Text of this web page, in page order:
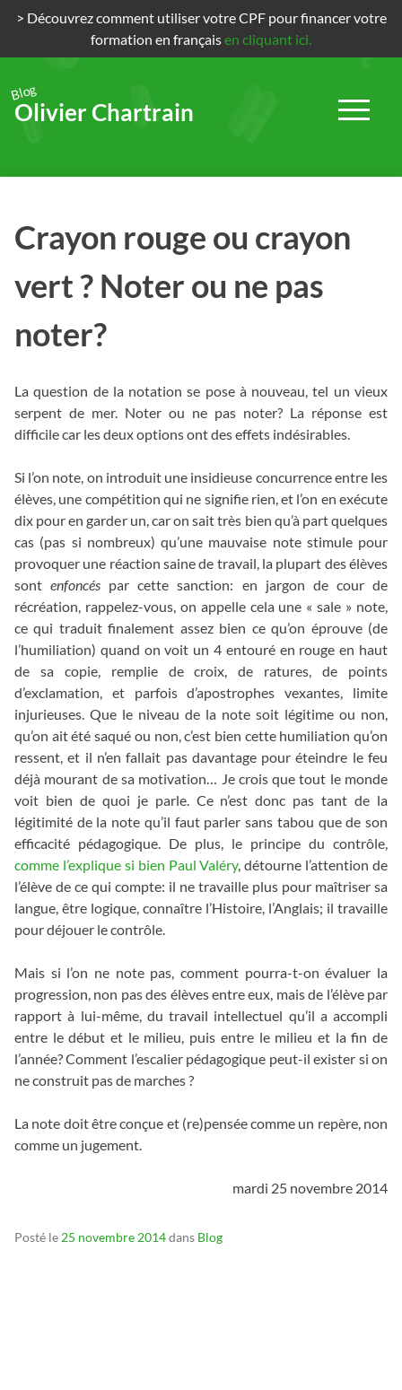
> Découvrez comment utiliser votre CPF pour financer votre
formation en françaisen cliquant ici.
Blog
Olivier Chartrain
Crayon rouge ou crayon
vert ? Noter ou ne pas
noter?
La question de la notation se pose à nouveau, tel un vieux
serpent de mer. Noter ou ne pas noter? La réponse est
difficile car les deux options ont des effets indésirables.
Si l’on note, on introduit une insidieuse concurrence entre les
élèves, une compétition qui ne signifie rien, et l’on en exécute
dix pour en garder un, car on sait très bien qu’à part quelques
cas (pas si nombreux) qu’une mauvaise note stimule pour
provoquer une réaction saine de travail, la plupart des élèves
sontenfoncés par cette sanction: en jargon de cour de
récréation, rappelez-vous, on appelle cela une « sale » note,
ce qui traduit finalement assez bien ce qu’on éprouve (de
l’humiliation) quand on voit un 4 entouré en rouge en haut
de sa copie, remplie de croix, de ratures, de points
d’exclamation, et parfois d’apostrophes vexantes, limite
injurieuses. Que le niveau de la note soit légitime ou non,
qu’on ait été saqué ou non, c’est bien cette humiliation qu’on
ressent, et il n’en fallait pas davantage pour éteindre le feu
déjà mourant de sa motivation… Je crois que tout le monde
voit bien de quoi je parle. Ce n’est donc pas tant de la
légitimité de la note qu’il faut parler sans tabou que de son
efficacité pédagogique. De plus, le principe du contrôle,
comme l’explique si bien Paul Valéry, détourne l’attention de
l’élève de ce qui compte: il ne travaille plus pour maîtriser sa
langue, être logique, connaître l’Histoire, l’Anglais; il travaille
pour déjouer le contrôle.
Mais si l’on ne note pas, comment pourra-t-on évaluer la
progression, non pas des élèves entre eux, mais de l’élève par
rapport à lui-même, du travail intellectuel qu’il a accompli
entre le début et le milieu, puis entre le milieu et la fin de
l’année? Comment l’escalier pédagogique peut-il exister si on
ne construit pas de marches ?
La note doit être conçue et (re)pensée comme un repère, non
comme un jugement.
mardi 25 novembre 2014
Posté le 25 novembre 2014dans Blog